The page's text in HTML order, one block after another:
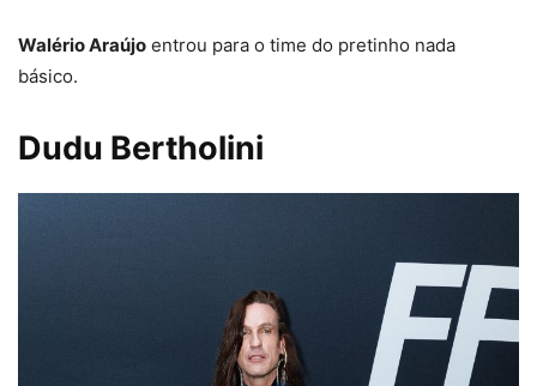
Walério Araújo entrou para o time do pretinho nada
básico.
Dudu Bertholini